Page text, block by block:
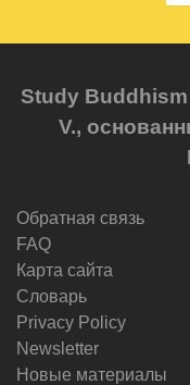
Study Buddhism
V.,
Обратная связь
FAQ
Карта сайта
Словарь
Privacy Policy
Newsletter
Новые материалы